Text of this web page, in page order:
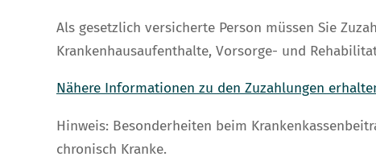
Als gesetzlich versicherte Person müssen Sie
Krankenhausaufenthalte, Vorsorge- und
Nähere Informationen zu den Zuzahlungen
Hinweis: Besonderheiten beim
chronisch Kranke.